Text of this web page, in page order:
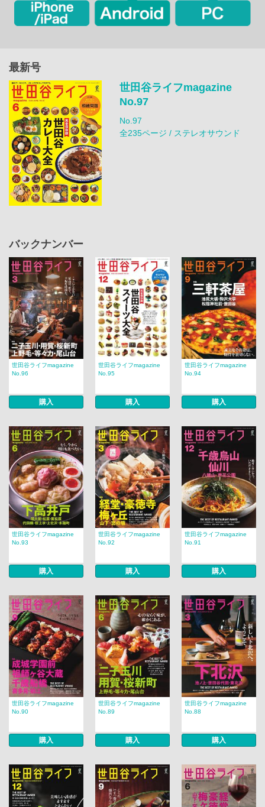
最新号
世田谷ライフmagazine
No.97
No.97
全235ページ / ステレオサウンド
バックナンバー
世田谷ライフmagazine
No.96
購入
世田谷ライフmagazine
No.95
購入
世田谷ライフmagazine
No.94
購入
世田谷ライフmagazine
No.93
購入
世田谷ライフmagazine
No.92
購入
世田谷ライフmagazine
No.91
購入
世田谷ライフmagazine
No.90
購入
世田谷ライフmagazine
No.89
購入
世田谷ライフmagazine
No.88
購入